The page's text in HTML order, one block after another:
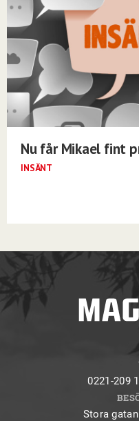
Nu får Mikael fint
INSÄNT
0221-209
Stora